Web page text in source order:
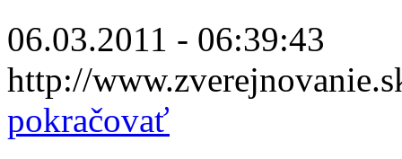
06.03.2011 - 06:39:43
http://
pokračovať